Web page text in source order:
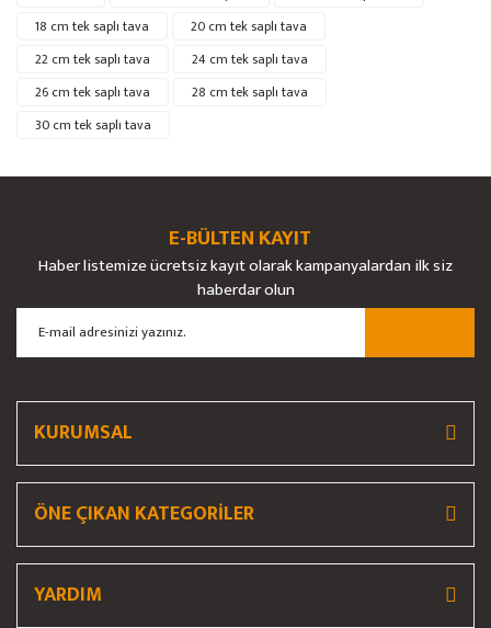
Yorum Yaz
Soru Sor
Görüş ve önerileriniz için teşekkür ederiz.
Ürün fiyatı diğer sitelerden daha pahalı.
18 cm tek saplı tava
20 cm tek saplı tava
22 cm tek saplı tava
24 cm tek saplı tava
26 cm tek saplı tava
28 cm tek saplı tava
30 cm tek saplı tava
E-BÜLTEN KAYIT
Haber listemize ücretsiz kayıt olarak kampanyalardan ilk siz
haberdar olun
KURUMSAL
ÖNE ÇIKAN KATEGORİLER
YARDIM